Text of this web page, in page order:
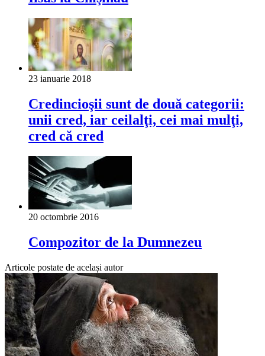
23 ianuarie 2018
Credincioşii sunt de două categorii:
unii cred, iar ceilalţi, cei mai mulţi,
cred că cred
20 octombrie 2016
Compozitor de la Dumnezeu
Articole postate de același autor